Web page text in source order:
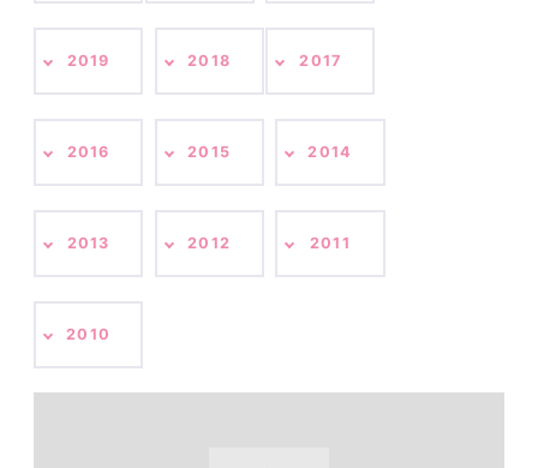
2019 2018 2017
2016 2015 2014
2013 2012 2011
2010